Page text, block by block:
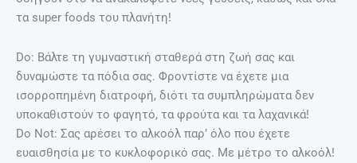
τα super foods του πλανήτη!
Do: Βάλτε τη γυμναστική σταθερά στη ζωή σας και
δυναμώστε τα πόδια σας. Φροντίστε να έχετε μια
ισορροπημένη διατροφή, διότι τα συμπληρώματα δεν
υποκαθιστούν το φαγητό, τα φρούτα και τα λαχανικά!
Do Not: Σας αρέσει το αλκοόλ παρ’ όλο που έχετε
ευαισθησία με το κυκλοφορικό σας. Με μέτρο το αλκοόλ!